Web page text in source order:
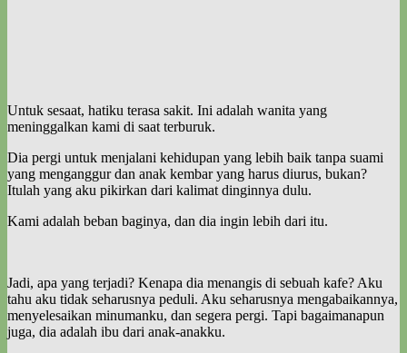
Untuk sesaat, hatiku terasa sakit. Ini adalah wanita yang
meninggalkan kami di saat terburuk.
Dia pergi untuk menjalani kehidupan yang lebih baik tanpa suami
yang menganggur dan anak kembar yang harus diurus, bukan?
Itulah yang aku pikirkan dari kalimat dinginnya dulu.
Kami adalah beban baginya, dan dia ingin lebih dari itu.
Jadi, apa yang terjadi? Kenapa dia menangis di sebuah kafe? Aku
tahu aku tidak seharusnya peduli. Aku seharusnya mengabaikannya,
menyelesaikan minumanku, dan segera pergi. Tapi bagaimanapun
juga, dia adalah ibu dari anak-anakku.